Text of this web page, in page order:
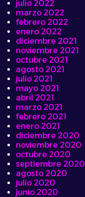
julio 2022
marzo 2022
febrero 2022
enero 2022
diciembre 2021
noviembre 2021
octubre 2021
agosto 2021
julio 2021
mayo 2021
abril 2021
marzo 2021
febrero 2021
enero 2021
diciembre 2020
noviembre 2020
octubre 2020
septiembre 2020
agosto 2020
julio 2020
junio 2020